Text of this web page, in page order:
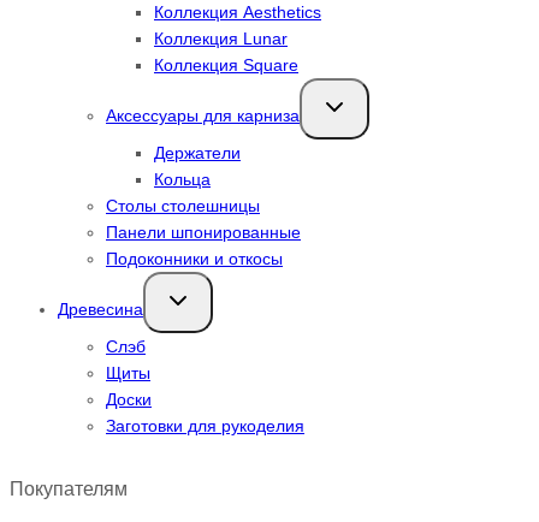
Коллекция Aesthetics
Коллекция Lunar
Коллекция Square
Аксессуары для карниза
Переключить
дочернее
Держатели
Кольца
Столы столешницы
Панели шпонированные
Подоконники и откосы
Древесина
Переключить
дочернее
Слэб
Щиты
Доски
Заготовки для рукоделия
Покупателям